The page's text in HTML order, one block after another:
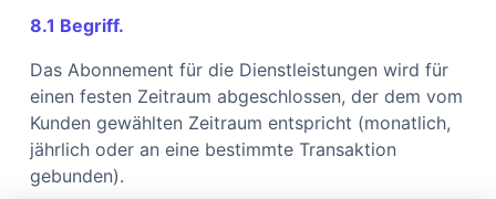
8.1 Begriff.
Das Abonnement für die Dienstleistungen wird für
einen festen Zeitraum abgeschlossen, der dem vom
Kunden gewählten Zeitraum entspricht (monatlich,
jährlich oder an eine bestimmte Transaktion
gebunden).